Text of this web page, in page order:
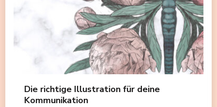
Die richtige Illustration für deine
Kommunikation